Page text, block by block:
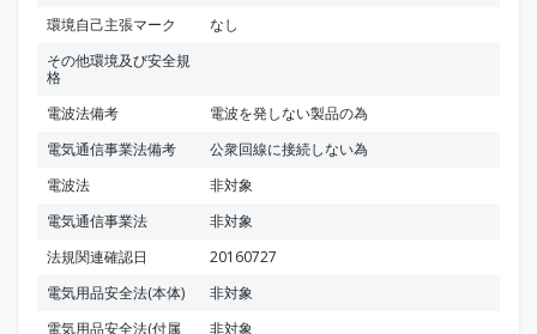
環境自己主張マーク
なし
その他環境及び安全規
格
電波法備考
電波を発しない製品の為
電気通信事業法備考
公衆回線に接続しない為
電波法
非対象
電気通信事業法
非対象
法規関連確認日
20160727
電気用品安全法(本体)
非対象
電気用品安全法(付属
非対象